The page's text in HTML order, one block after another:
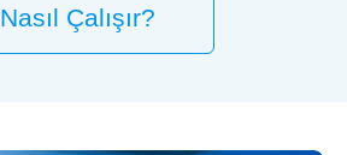
Nasıl Çalışır?